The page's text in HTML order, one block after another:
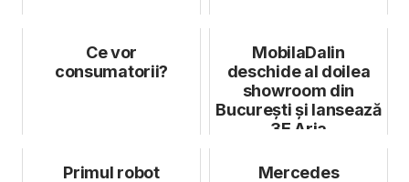
Ce vor
consumatorii?
MobilaDalin
deschide al doilea
showroom din
București și lansează
3E Aria
Primul robot
Mercedes